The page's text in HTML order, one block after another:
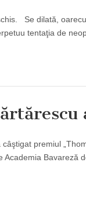
Se dilată,
tentaţia de
premiul
Academia Bavareză